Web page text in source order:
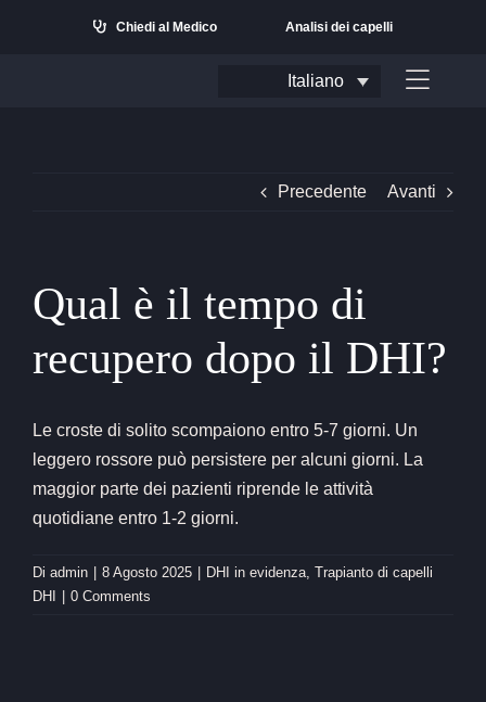
Chiedi al Medico Analisi dei capelli
Italiano
Attiva/
Precedente Avanti
Qual è il tempo di
recupero dopo il DHI?
Le croste di solito scompaiono entro 5-7 giorni. Un
leggero rossore può persistere per alcuni giorni. La
maggior parte dei pazienti riprende le attività
quotidiane entro 1-2 giorni.
Di admin 8 Agosto 2025 DHI in evidenza, Trapianto di capelli
DHI
0 Comments